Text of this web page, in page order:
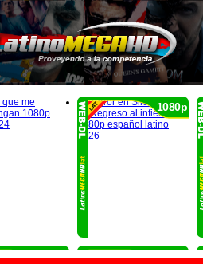
1080p
1080p 1080p